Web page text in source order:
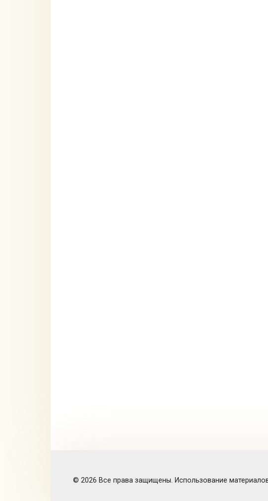
© 2026 Все права защищены. Использование